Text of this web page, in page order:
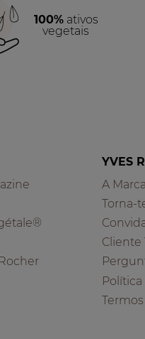
100%ativos
vegetais
YVES
A Marca
Torna-
Cliente